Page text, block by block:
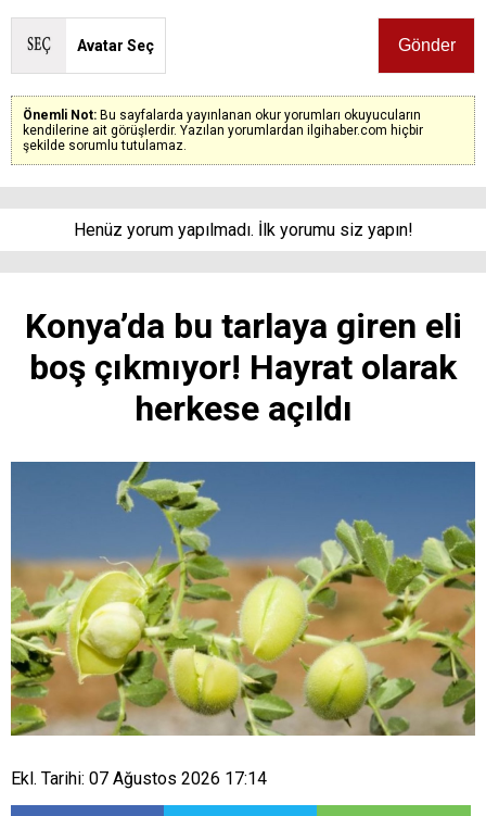
Avatar Seç
Önemli Not: Bu sayfalarda yayınlanan okur yorumları okuyucuların
kendilerine ait görüşlerdir. Yazılan yorumlardan ilgihaber.com hiçbir
şekilde sorumlu tutulamaz.
Henüz yorum yapılmadı. İlk yorumu siz yapın!
Konya’da bu tarlaya giren eli
boş çıkmıyor! Hayrat olarak
herkese açıldı
Ekl. Tarihi: 07 Ağustos 2026 17:14